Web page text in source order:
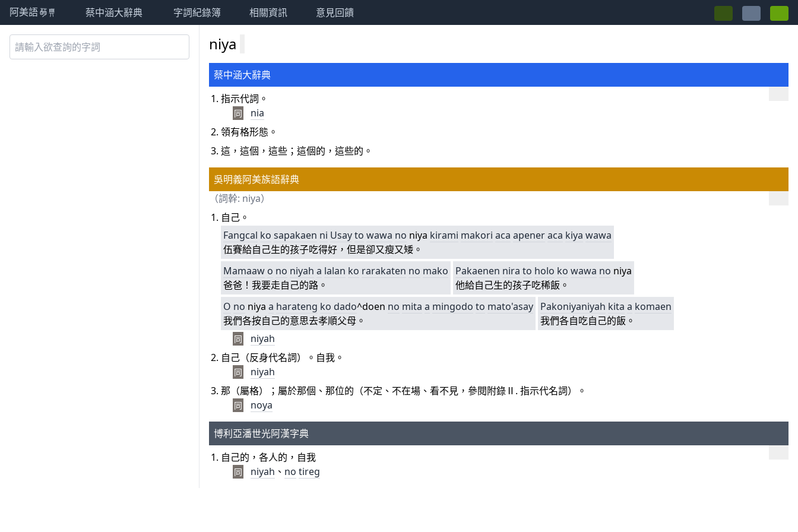
阿美語萌典 蔡中涵大辭典 字詞紀錄簿 相關資訊 意見回饋
niya
蔡中涵大辭典
指示代詞。
同
nia
領有格形態。
這，這個，這些；這個的，這些的。
吳明義阿美族語辭典
（詞幹: niya）
自己。
Fangcal ko sapakaen ni Usayto wawa no niya kirami makori aca apeneraca kiya wawa
伍賽給自己生的孩子吃得好，但是卻又瘦又矮。
Mamaaw o no niyah a lalan ko rarakaten no mako
爸爸！我要走自己的路。
Pakaenen nira to holo ko wawa no niya
他給自己生的孩子吃稀飯。
O no niya a harateng ko dado^doen no mita a mingodo to mato'asay
我們各按自己的意思去孝順父母。
Pakoniyaniyah kita a komaen
我們各自吃自己的飯。
同
niyah
自己（反身代名詞）。自我。
同
niyah
那（屬格）；屬於那個、那位的（不定、不在場、看不見，參閱附錄Ⅱ. 指示代名詞）。
同 noya
博利亞潘世光阿漢字典
自己的，各人的，自我
同 niyah 、 no tireg